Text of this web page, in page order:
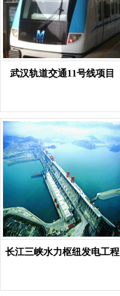
武汉轨道交通11号线项目
长江三峡水力枢纽发电工程